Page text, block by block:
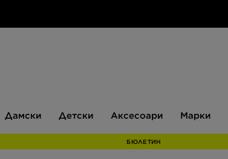
Дамски Детски Аксесоари Марки
БЮЛЕТИН